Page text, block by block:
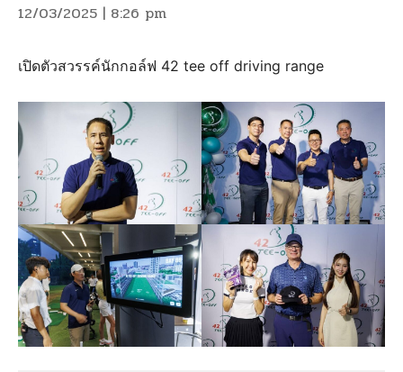
12/03/2025 | 8:26 pm
เปิดตัวสวรรค์นักกอล์ฟ 42 tee off driving range